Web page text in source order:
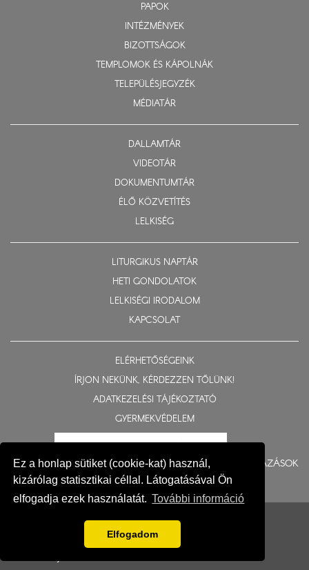
Ez a honlap sütiket (cookie-kat) használ,
kizárólag statisztikai céllal. Látogatásával Ön
elfogadja ezek használatát. További információ
Elfogadom
PAPOK
INTÉZMÉNYEK
BIZOTTSÁGOK
TEMPLOMOK ÉS KÁPOLNÁK
TELEPÜLÉSJEGYZÉK
MÉDIATÁR
DALLAMTÁR
VIDEOTÁR
DOKUMENTUMTÁR
ÉLŐ KÖZVETÍTÉS
LELKISÉG
LITURGIKUS NAPTÁR
HETI GONDOLATOK
LELKISÉGI IRODALOM
KAPCSOLAT
ELÉRHETŐSÉGEINK
ÍRJON NEKÜNK, KÉRDEZZEN TŐLÜNK!
ADATKEZELÉSI TÁJÉKOZTATÓ
GYERMEKVÉDELEM
BERUHÁZÁSOK
Impresszum
Fejlesztés: Gerner Attila, Zadubenszki Norbert